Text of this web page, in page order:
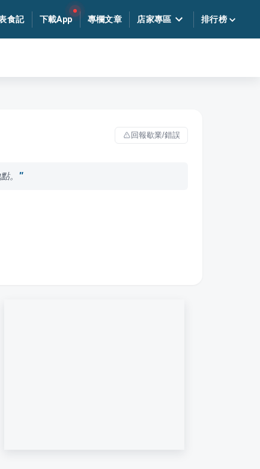
食記 下載App 專欄文章 店家專區 排行榜
回報歇業/錯誤
。